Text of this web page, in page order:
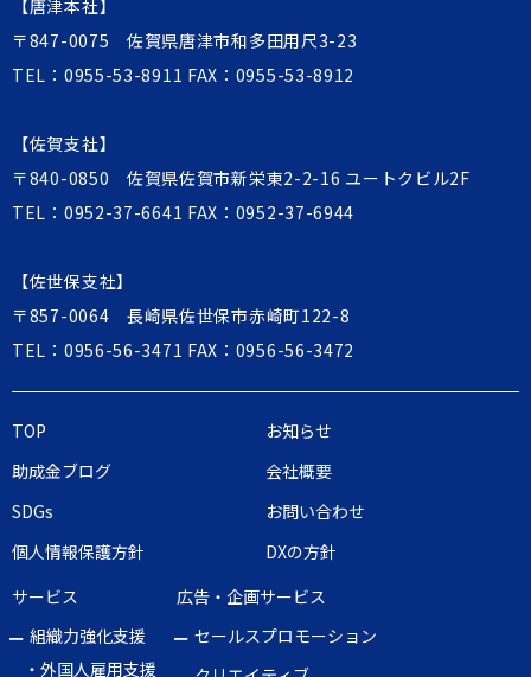
【唐津本社】
〒847-0075 佐賀県唐津市和多田用尺3-23
TEL： 0955-53-8911 FAX：0955-53-8912
【佐賀支社】
〒840-0850 佐賀県佐賀市新栄東2-2-16 ユートクビル2F
TEL： 0952-37-6641 FAX：0952-37-6944
【佐世保支社】
〒857-0064 長崎県佐世保市赤崎町122-8
TEL： 0956-56-3471 FAX：0956-56-3472
TOP
お知らせ
助成金ブログ
会社概要
SDGs
お問い合わせ
個人情報保護方針
DXの方針
サービス
組織力強化支援
・外国人雇用支援
広告・企画サービス
セールスプロモーション